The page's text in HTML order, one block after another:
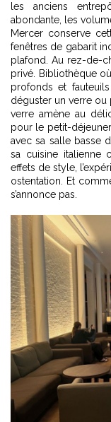
les anciens
abondante, les
Mercer conserve
fenêtres de gabarit
plafond. Au rez-de-
privé. Bibliothèque
profonds et
déguster un verre
verre amène au
pour le petit-
avec sa salle basse
sa cuisine italienne
effets de style,
ostentation. Et
s’annonce pas.